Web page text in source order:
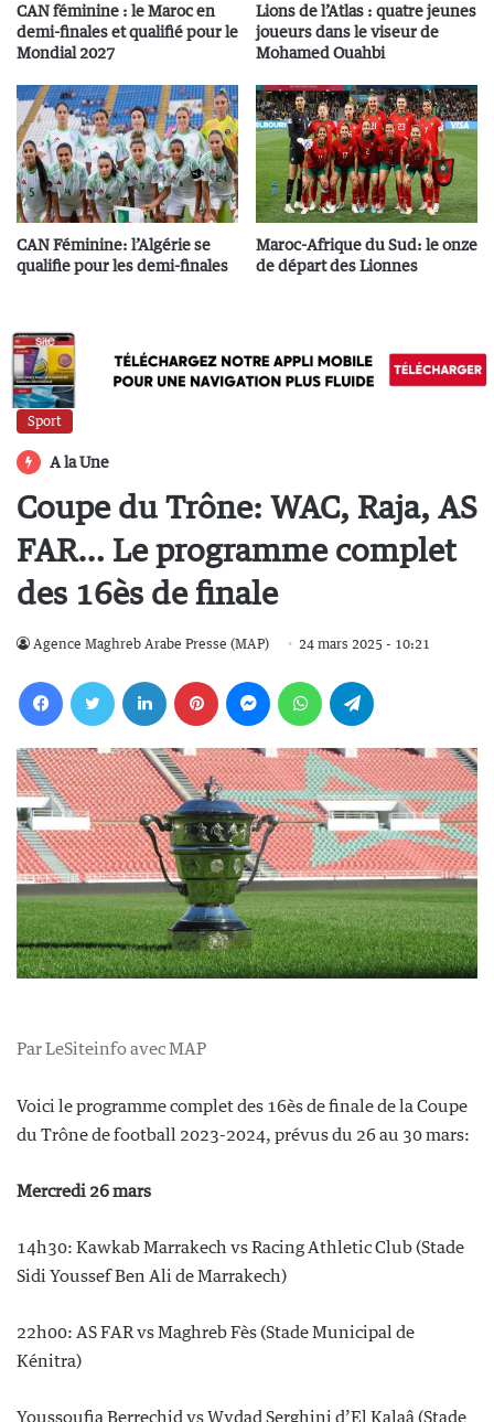
CAN féminine : le Maroc en
demi-finales et qualifié pour le
Mondial 2027
Lions de l’Atlas : quatre jeunes
joueurs dans le viseur de
Mohamed Ouahbi
CAN Féminine: l’Algérie se
qualifie pour les demi-finales
Maroc-Afrique du Sud: le onze
de départ des Lionnes